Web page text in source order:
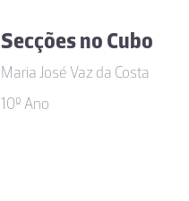
Secções no Cubo
Maria José Vaz da Costa
10º Ano